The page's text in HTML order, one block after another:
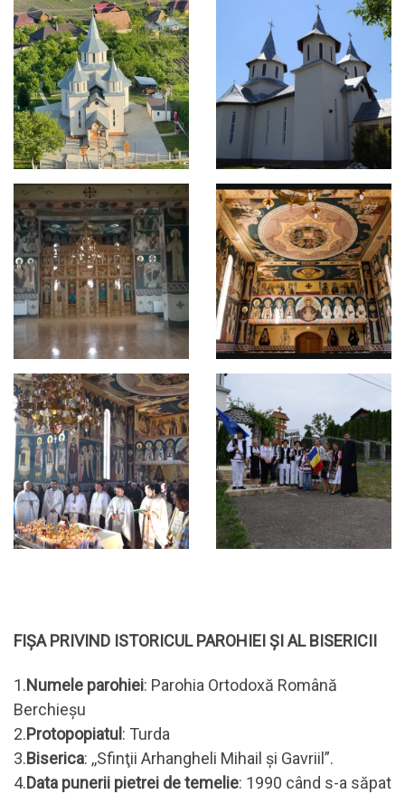
FIŞA PRIVIND ISTORICUL PAROHIEI ŞI AL BISERICII
1.Numele parohiei: Parohia Ortodoxă Română
Berchieșu
2.Protopopiatul : Turda
3.Biserica: ,,Sfinţii Arhangheli Mihail şi Gavriil”.
4.Data punerii pietrei de temelie: 1990 când s-a săpat